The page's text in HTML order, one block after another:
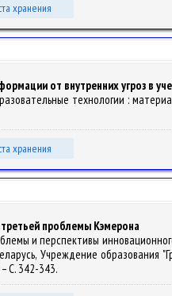
хранения
от внутренних угроз в
технологии :
хранения
проблемы Кэмерона
и перспективы
Учреждение образования
С. 342-343.